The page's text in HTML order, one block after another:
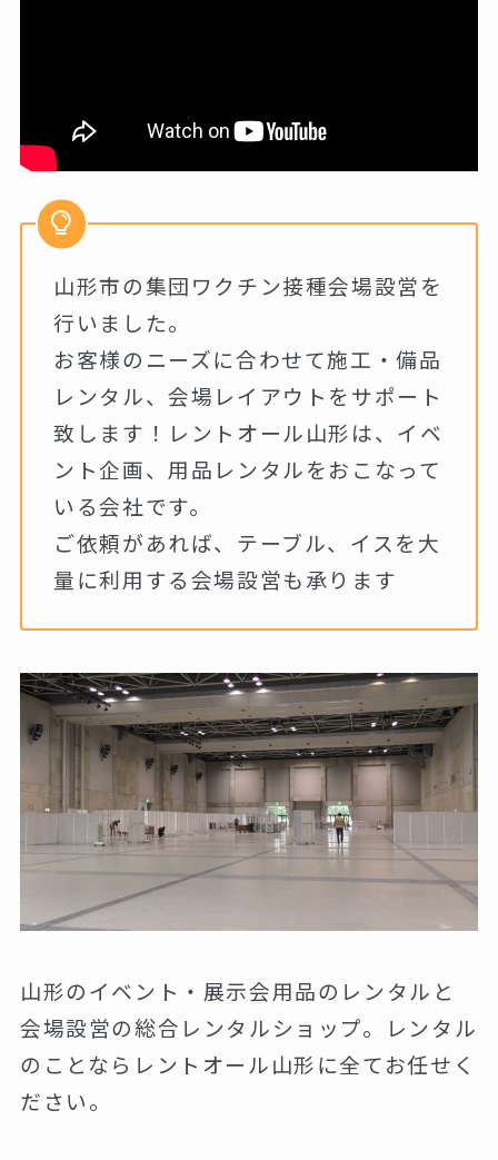
山形市の集団ワクチン接種会場設営を
行いました。
お客様のニーズに合わせて施工・備品
レンタル、会場レイアウトをサポート
致します！レントオール山形は、イベ
ント企画、用品レンタルをおこなって
いる会社です。
ご依頼があれば、テーブル、イスを大
量に利用する会場設営も承ります
山形のイベント・展示会用品のレンタルと
会場設営の総合レンタルショップ。レンタル
のことならレントオール山形に全てお任せく
ださい。